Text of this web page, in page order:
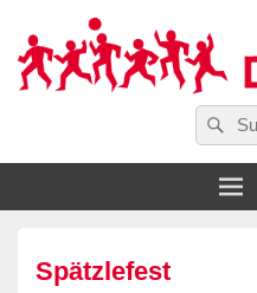
Sportverein
Suchen
nach:
Spätzlefest